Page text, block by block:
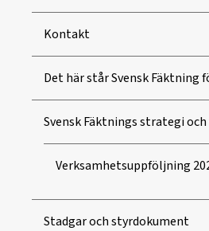
Kontakt
Det här står Svensk Fäktning
Svensk Fäktnings strategi
Verksamhetsuppföljning
Stadgar och styrdokument